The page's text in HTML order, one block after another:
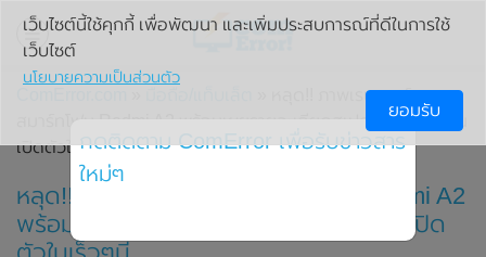
» หลุด!! ภาพเรนเดอร์ของ
สมาร์ทโฟน Redmi A2 พร้อมเผยรายละเอียดสเปกบางส่วน ก่อน
เปิดตัวในเร็วๆนี้
หลุด!! ภาพเรนเดอร์ของสมาร์ทโฟน Redmi A2
พร้อมเผยรายละเอียดสเปกบางส่วน ก่อนเปิด
เว็บไซต์นี้ใช้คุกกี้ เพื่อพัฒนา และเพิ่มประสบการณ์ที่ดีในการใช้
เว็บไซต์
นโยบายความเป็นส่วนตัว
ยอมรับ
กดติดตาม ComError เพื่อรับข่าวสาร
ใหม่ๆ